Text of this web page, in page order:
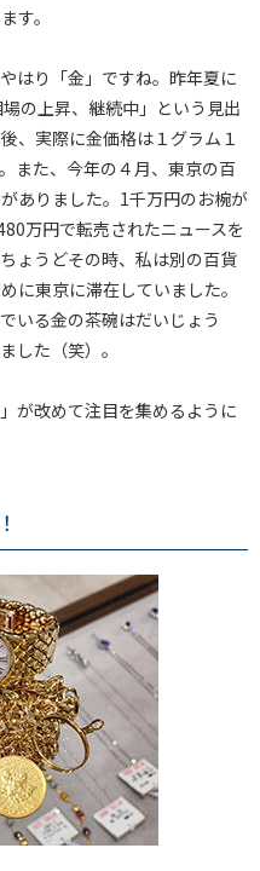
す。
はり「金」ですね。昨年夏に
の上昇、継続中」という見出
、実際に金価格は１グラム１
また、今年の４月、東京の百
ありました。1千万円のお椀が
万円で転売されたニュースを
ょうどその時、私は別の百貨
に東京に滞在していました。
いる金の茶碗はだいじょう
した（笑）。
が改めて注目を集めるように